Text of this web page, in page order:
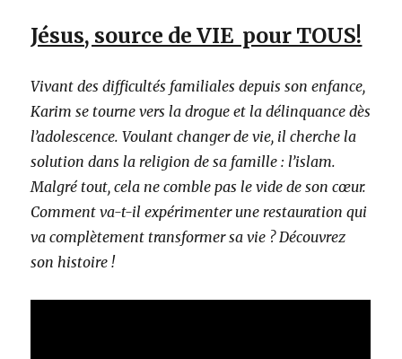
Jésus, source de VIE pour TOUS!
Vivant des difficultés familiales depuis son enfance,
Karim se tourne vers la drogue et la délinquance dès
l’adolescence. Voulant changer de vie, il cherche la
solution dans la religion de sa famille : l’islam.
Malgré tout, cela ne comble pas le vide de son cœur.
Comment va-t-il expérimenter une restauration qui
va complètement transformer sa vie ? Découvrez
son histoire !